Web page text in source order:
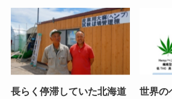
長らく停滞していた北海道
世界の